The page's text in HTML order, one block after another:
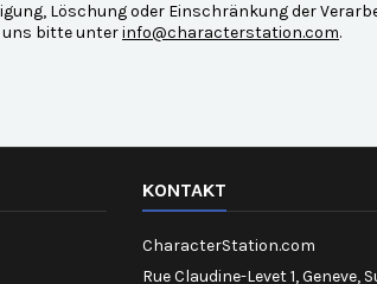
Löschung oder Einschränkung der
uns bitte unterinfo@characterstation.com.
KONTAKT
CharacterStation.com
Rue Claudine-Levet 1, Geneve,